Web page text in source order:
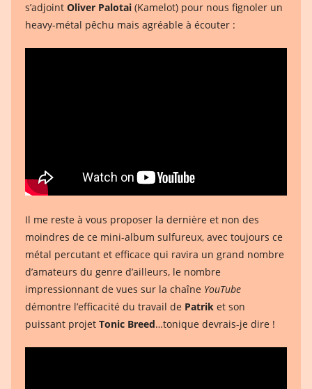
s’adjoint Oliver Palotai (Kamelot) pour nous fignoler un
heavy-métal pêchu mais agréable à écouter :
Il me reste à vous proposer la dernière et non des
moindres de ce mini-album sulfureux, avec toujours ce
métal percutant et efficace qui ravira un grand nombre
d’amateurs du genre d’ailleurs, le nombre
impressionnant de vues sur la chaîne YouTube
démontre l’efficacité du travail de Patrik et son
puissant projet Tonic Breed…tonique devrais-je dire !